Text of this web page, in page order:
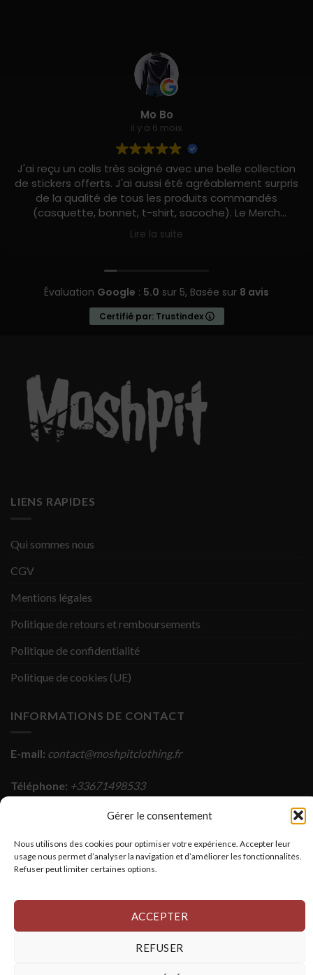
Gérer le consentement
Nous utilisons des cookies pour optimiser votre expérience. Accepter leur
usage nous permet d’analyser la navigation et d’améliorer les fonctionnalités.
Refuser peut limiter certaines options.
ACCEPTER
REFUSER
Mo Bo
il y a 6 mois
J'ai reçu un colis très soigné avec une belle collection
de stickers offerts. J'ai aussi été agréablement surpris
de la qualité de tous les produits commandés
(casquette, bonnet, t-shirt, sacoche). Le Merch
Moshpit est vraiment excellent ! J'ai adoré mon
unboxing. Stay brutal !
Lire la suite
Évaluation Google : 5.0 sur 5, Basée sur 8 avis
Certifié par: Trustindex
LIENS RAPIDES
Qui sommes nous
CGV
Mentions légales
Politique de retours et remboursements
Politique de confidentialité
Politique de cookies (UE)
INFORMATIONS DE CONTACT
E-mail: contact@moshpitclothing.fr
Téléphone: +33671498533
32 Boulevard domenoves, 34750 Villeneuve les
Photographe: Marine SIMI